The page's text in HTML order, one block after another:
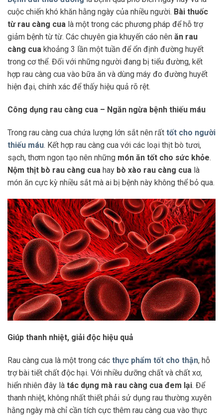
cuộc chiến khó khăn hằng ngày của nhiều người. Bài thuốc
từ rau càng cua là một trong các phương pháp để hỗ trợ
giảm bệnh từ từ. Các chuyên gia khuyến cáo nên ăn rau
càng cua khoảng 3 lần một tuần để ổn định đường huyết
trong cơ thể. Đối với những người đang bị tiểu đường, kết
hợp rau càng cua vào bữa ăn và dùng máy đo đường huyết
hiện đại, chính xác để thấy hiệu quả rõ rệt.
Công dụng rau càng cua – Ngăn ngừa bệnh thiếu máu
Trong rau càng cua chứa lượng lớn sắt nên rất tốt cho người
thiếu máu. Kết hợp rau càng cua với các loại thịt bò tươi,
sạch, thơm ngon tạo nên những món ăn tốt cho sức khỏe.
Nộm thịt bò rau càng cua hay bò xào rau càng cua là
món ăn cực kỳ nhiều sắt mà ai bị bệnh này không thể bỏ qua.
Giúp thanh nhiệt, giải độc hiệu quả
Rau càng cua là một trong các thực phẩm tốt cho thận, hỗ
trợ bài tiết chất độc hại. Với nhiều dưỡng chất và chất xơ,
hiển nhiên đây là tác dụng mà rau càng cua đem lại. Để
thanh nhiệt, không nhất thiết phải sử dụng rau thường xuyên
hằng ngày mà chỉ cần tích cực thêm rau càng cua vào thực